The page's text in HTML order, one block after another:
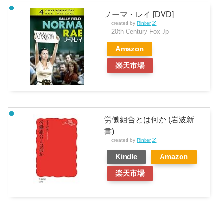
ノーマ・レイ [DVD]
created byRinker
20th Century Fox Jp
Amazon
楽天市場
労働組合とは何か (岩波新
書)
created by Rinker
Kindle Amazon
楽天市場